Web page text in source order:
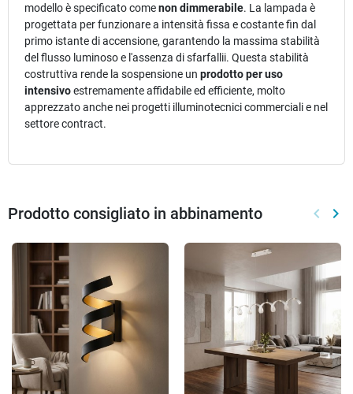
modello è specificato comenon dimmerabile. La lampada è
progettata per funzionare a intensità fissa e costante fin dal
primo istante di accensione, garantendo la massima stabilità
del flusso luminoso e l'assenza di sfarfallii. Questa stabilità
costruttiva rende la sospensione un prodotto per uso
intensivoestremamente affidabile ed efficiente, molto
apprezzato anche nei progetti illuminotecnici commerciali e nel
settore contract.
Prodotto consigliato in abbinamento keyboard_arrow_left keyboard_arrow_right